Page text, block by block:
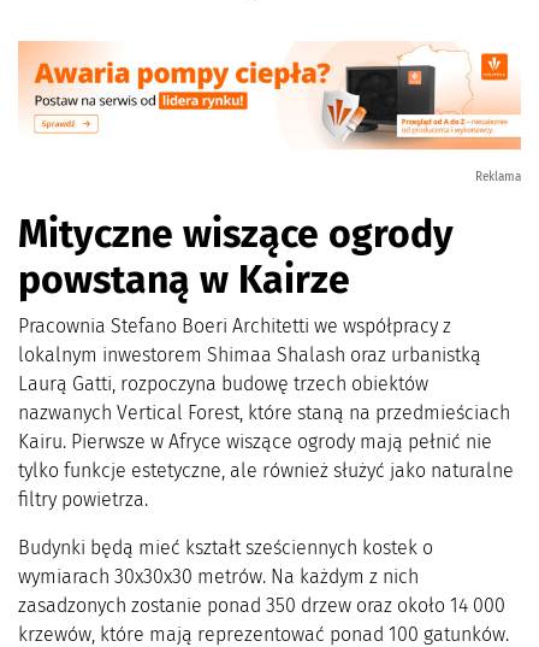
Reklama
Mityczne wiszące ogrody
powstaną w Kairze
Pracownia Stefano Boeri Architetti we współpracy z
lokalnym inwestorem Shimaa Shalash oraz urbanistką
Laurą Gatti, rozpoczyna budowę trzech obiektów
nazwanych Vertical Forest, które staną na przedmieściach
Kairu. Pierwsze w Afryce wiszące ogrody mają pełnić nie
tylko funkcje estetyczne, ale również służyć jako naturalne
filtry powietrza.
Budynki będą mieć kształt sześciennych kostek o
wymiarach 30x30x30 metrów. Na każdym z nich
zasadzonych zostanie ponad 350 drzew oraz około 14 000
krzewów, które mają reprezentować ponad 100 gatunków.